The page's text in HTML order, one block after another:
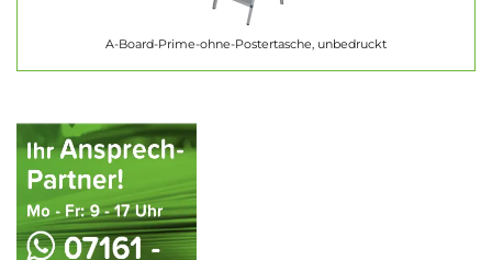
A-Board-Prime-ohne-Postertasche, unbedruckt